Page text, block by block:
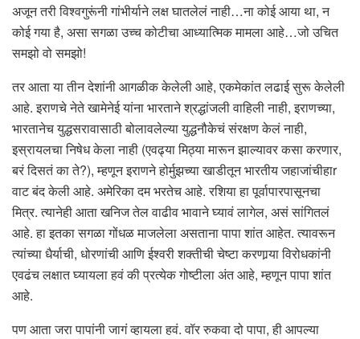
अजून तरी विश्वगुरूंनी गांभीर्याने लक्ष घातलेलं नाही…ना कोई आया था, न
कोई गया है, असा सगळा उच्च कोटीचा आध्यात्मिक मामला आहे…जो उचित
समझो वो समझो!
तर आता या तीन देशांनी आगळीक केलेली आहे, एकमेकांत लढाई सुरू केलेली
आहे. इराणचे नेते खामेनेई यांना भारताने श्रद्धांजली वाहिली नाही, इराणच्या,
भारतानेच युद्धसरावासाठी बोलावलेल्या युद्धनौकेचं संरक्षण केलं नाही,
इस्रायलचा निषेध केला नाही (एवढ्या मिठ्या मारून झाल्यावर कसा करणार,
बरं दिसतं का ते?), म्हणून इराणने होर्मुझच्या खाडीतून भारतीय जहाजांचीहाr
वाट बंद केली आहे. अमेरिका दम भरतेच आहे. रशिया हा पूर्वापारपासूनचा
मित्र. त्यानेही आता खनिज तेल वाढीव भावाने घ्यावं लागेल, असं सांगितलं
आहे. हा इतका सगळा गोंधळ माजलेला असताना पापा शांत आहेत. त्यावरून
त्यांच्या धैर्याची, धोरणांची आणि ईश्वरी शक्तीची चेष्टा करणार्‍या विरोधकांनी
एवढंच लक्षात घ्यायला हवं की प्रत्येक गोष्टीला अंत आहे, म्हणून पापा शांत
आहे.
पण आता जरा पापांनी जागं व्हायला हवं. वॉर रुकवा दो पापा, ही आपल्या